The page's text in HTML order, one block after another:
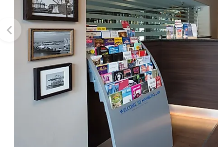
Routen &
Historisches